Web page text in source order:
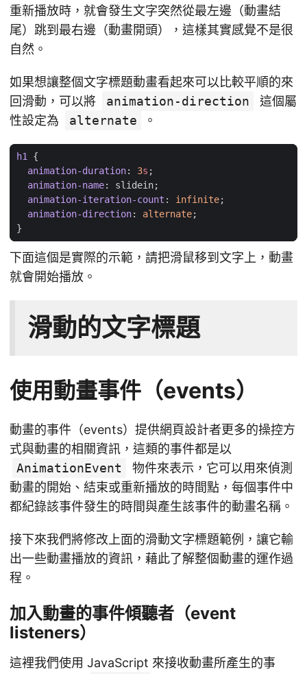
重新播放時，就會發生文字突然從最左邊（動畫結
尾）跳到最右邊（動畫開頭），這樣其實感覺不是很
自然。
如果想讓整個文字標題動畫看起來可以比較平順的來
回滑動，可以將
animation-direction
這個屬
性設定為
alternate 。
h1 {
animation-duration: 3s ;
animation-name: slidein;
animation-iteration-count : infinite;
animation-direction: alternate;
}
下面這個是實際的示範，請把滑鼠移到文字上，動畫
就會開始播放。
滑動的文字標題
使用動畫事件（events）
動畫的事件（events）提供網頁設計者更多的操控方
式與動畫的相關資訊，這類的事件都是以
AnimationEvent
物件來表示，它可以用來偵測
動畫的開始、結束或重新播放的時間點，每個事件中
都紀錄該事件發生的時間與產生該事件的動畫名稱。
接下來我們將修改上面的滑動文字標題範例，讓它輸
出一些動畫播放的資訊，藉此了解整個動畫的運作過
程。
加入動畫的事件傾聽者（event
listeners）
這裡我們使用 JavaScript 來接收動畫所產生的事